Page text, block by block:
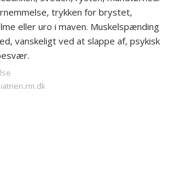
trykken for brystet,
eller uro i maven. Muskelspænding
vanskeligt ved at slappe af, psykisk